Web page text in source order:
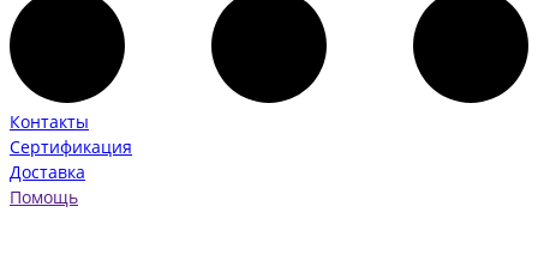
Контакты
Сертификация
Доставка
Помощь